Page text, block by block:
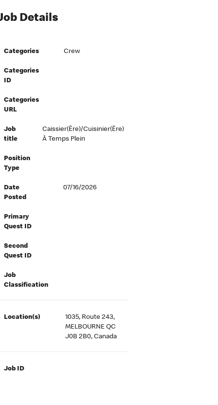
Details
Categories Crew
Categories
ID
Categories
URL
Job
title
Caissier(ère)/Cuisinier(ère)
À Temps Plein
Position
Type
Date
Posted
07/16/2026
Primary
Quest ID
Second
Quest ID
Job
Classification
Location(s)
1035, Route 243,
MELBOURNE QC
J0B 2B0, Canada
Job ID